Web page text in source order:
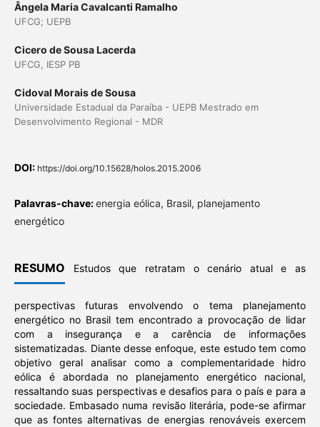
Ângela Maria Cavalcanti Ramalho
UFCG; UEPB
Cicero de Sousa Lacerda
UFCG, IESP PB
Cidoval Morais de Sousa
Universidade Estadual da Paraíba - UEPB Mestrado em
Desenvolvimento Regional - MDR
DOI: https://doi.org/10.15628/holos.2015.2006
Palavras-chave:energia eólica, Brasil, planejamento
energético
RESUMO Estudos que retratam o cenário atual e as
perspectivas futuras envolvendo o tema planejamento
energético no Brasil tem encontrado a provocação de lidar
com a insegurança e a carência de informações
sistematizadas. Diante desse enfoque, este estudo tem como
objetivo geral analisar como a complementaridade hidro
eólica é abordada no planejamento energético nacional,
ressaltando suas perspectivas e desafios para o país e para a
sociedade. Embasado numa revisão literária, pode-se afirmar
que as fontes alternativas de energias renováveis exercem